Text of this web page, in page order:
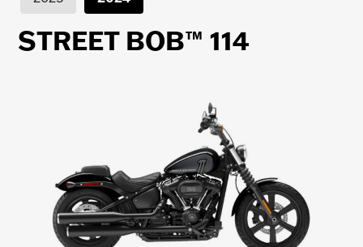
STREET BOB™ 114